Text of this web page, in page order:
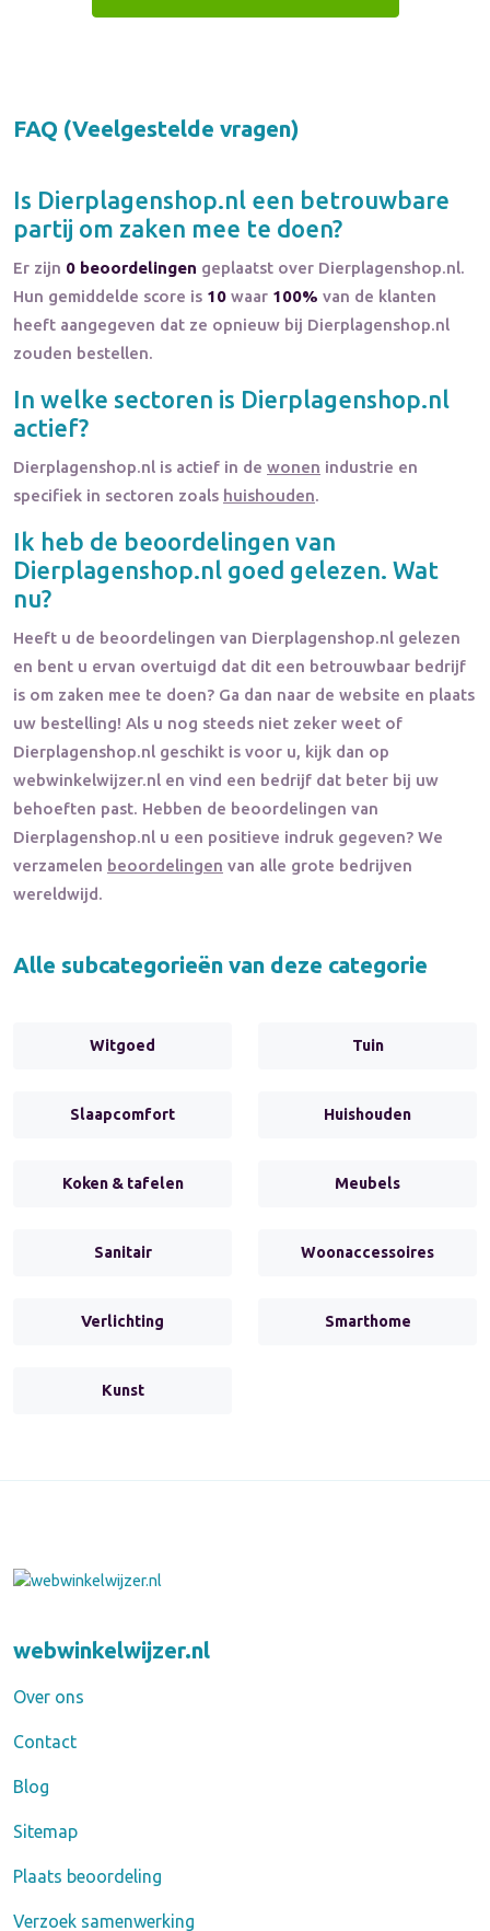
FAQ (Veelgestelde vragen)
Is Dierplagenshop.nl een betrouwbare
partij om zaken mee te doen?
Er zijn 0 beoordelingen geplaatst over Dierplagenshop.nl.
Hun gemiddelde score is 10 waar 100% van de klanten
heeft aangegeven dat ze opnieuw bij Dierplagenshop.nl
zouden bestellen.
In welke sectoren is Dierplagenshop.nl
actief?
Dierplagenshop.nl is actief in de wonen industrie en
specifiek in sectoren zoals huishouden.
Ik heb de beoordelingen van
Dierplagenshop.nl goed gelezen. Wat
nu?
Heeft u de beoordelingen van Dierplagenshop.nl gelezen
en bent u ervan overtuigd dat dit een betrouwbaar bedrijf
is om zaken mee te doen? Ga dan naar de website en plaats
uw bestelling! Als u nog steeds niet zeker weet of
Dierplagenshop.nl geschikt is voor u, kijk dan op
webwinkelwijzer.nl en vind een bedrijf dat beter bij uw
behoeften past. Hebben de beoordelingen van
Dierplagenshop.nl u een positieve indruk gegeven? We
verzamelen beoordelingen van alle grote bedrijven
wereldwijd.
Alle subcategorieën van deze categorie
Witgoed Tuin
Slaapcomfort Huishouden
Koken & tafelen Meubels
Sanitair Woonaccessoires
Verlichting Smarthome
Kunst
webwinkelwijzer.nl
Over ons
Contact
Blog
Sitemap
Plaats beoordeling
Verzoek samenwerking